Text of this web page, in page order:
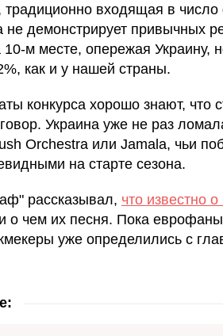
входящая в число
не демонстрирует привычных
м месте, опережая Украину,
как и у нашей страны.
конкурса хорошо знают, что
Украина уже не раз
Orchestra или Jamala, чьи
на старте сезона.
рассказывал, что известно
и о чем их песня. Пока
уже определились с